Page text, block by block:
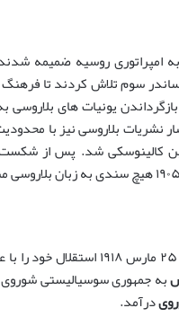
به امپراتوری روسیه ضمیمه
سوم تلاش کردند تا
یونیات های
نشریات بلاروسی نیز با
۱۸۶۳ به رهبری کنستانتین کالینوسکی
پس از انقلاب روسیه در سال ۱۹۱۷، بلاروس
درآمد.